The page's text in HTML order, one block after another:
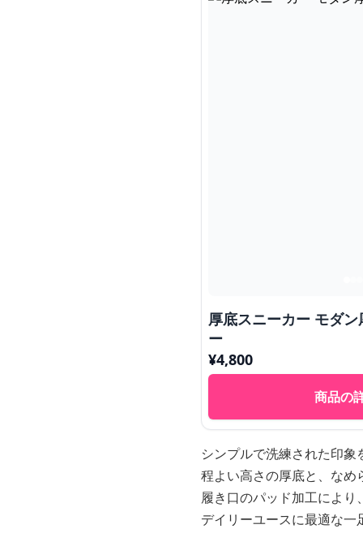
厚底スニーカー モダ
ー
¥4,800
商品の
シンプルで洗練された印
程よい高さの厚底と、な
履き口のパッド加工によ
デイリーユースに最適な一